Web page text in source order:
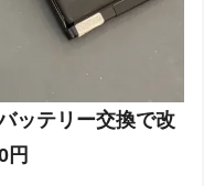
ッテリー交換で改
円